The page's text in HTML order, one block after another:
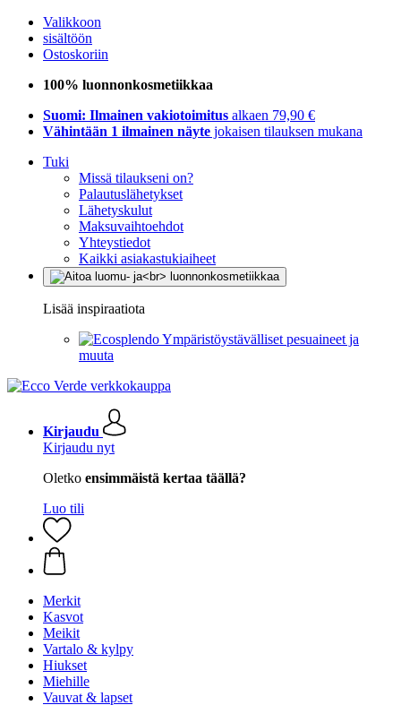
Valikkoon
sisältöön
Ostoskoriin
100% luonnonkosmetiikkaa
Suomi: Ilmainen vakiotoimitus alkaen 79,90 €
Vähintään 1 ilmainen näyte jokaisen tilauksen mukana
Tuki
Missä tilaukseni on?
Palautuslähetykset
Lähetyskulut
Maksuvaihtoehdot
Yhteystiedot
Kaikki asiakastukiaiheet
Lisää inspiraatiota
Ympäristöystävälliset pesuaineet ja
muuta
Kirjaudu
Kirjaudu nyt
Oletko ensimmäistä kertaa täällä?
Luo tili
Merkit
Kasvot
Meikit
Vartalo & kylpy
Hiukset
Miehille
Vauvat & lapset